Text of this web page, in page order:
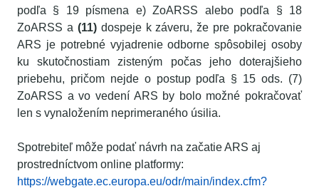
podľa § 19 písmena e) ZoARSS alebo podľa § 18
ZoARSS a (11)dospeje k záveru, že pre pokračovanie
ARS je potrebné vyjadrenie odborne spôsobilej osoby
ku skutočnostiam zisteným počas jeho doterajšieho
priebehu, pričom nejde o postup podľa § 15 ods. (7)
ZoARSS a vo vedení ARS by bolo možné pokračovať
len s vynaložením neprimeraného úsilia.
Spotrebiteľ môže podať návrh na začatie ARS aj
prostredníctvom online platformy:
https://webgate.ec.europa.eu/odr/main/index.cfm?